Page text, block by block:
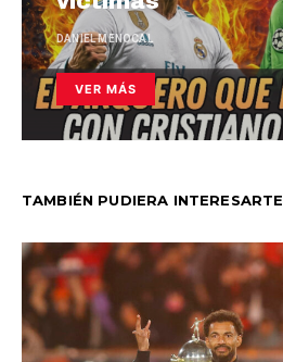
DANIEL MENOCAL
VER MÁS
TAMBIÉN PUDIERA INTERESARTE